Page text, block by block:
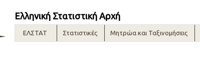
Ελληνική Στατιστική Αρχή
ΕΛΣΤΑΤ Στατιστικές Μητρώα και Ταξινομήσεις